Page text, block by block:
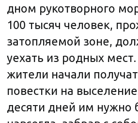
Вид на Мологу с высоты птичьего
полёта. Фото начала XX века.